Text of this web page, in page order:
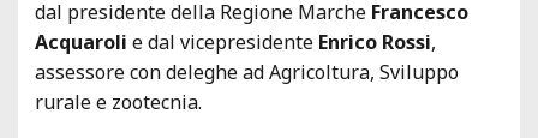
dal presidente della Regione Marche Francesco
Acquaroli e dal vicepresidente Enrico Rossi,
assessore con deleghe ad Agricoltura, Sviluppo
rurale e zootecnia.